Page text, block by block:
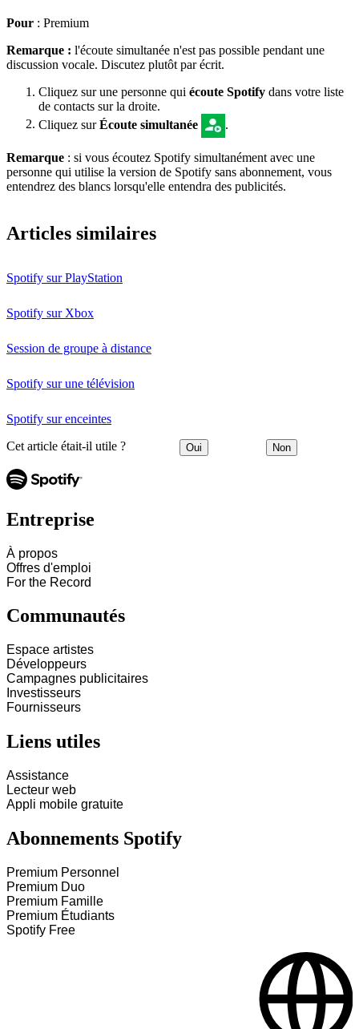
Pour : Premium
Remarque : l'écoute simultanée n'est pas possible pendant une
discussion vocale. Discutez plutôt par écrit.
Cliquez sur une personne qui écoute Spotify dans votre liste
de contacts sur la droite.
Cliquez surÉcoute simultanée .
Remarque : si vous écoutez Spotify simultanément avec une
personne qui utilise la version de Spotify sans abonnement, vous
entendrez des blancs lorsqu'elle entendra des publicités.
Articles similaires
Spotify sur PlayStation
Spotify sur Xbox
Session de groupe à distance
Spotify sur une télévision
Spotify sur enceintes
Cet article était-il utile ? Oui Non
Entreprise
À propos
Offres d'emploi
For the Record
Communautés
Espace artistes
Développeurs
Campagnes publicitaires
Investisseurs
Fournisseurs
Liens utiles
Assistance
Lecteur web
Appli mobile gratuite
Abonnements Spotify
Premium Personnel
Premium Duo
Premium Famille
Premium Étudiants
Spotify Free